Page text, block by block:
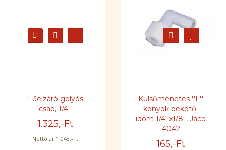
Főelzáró golyós
csap, 1/4''
1.325,-Ft
Nettó ár:1.043,-Ft
Külsőmenetes ''L''
könyök bekötő-
idom 1/4''x1/8'', Jaco
4042
165,-Ft